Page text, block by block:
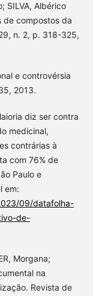
SILVA, Albérico
de compostos da
n. 2, p. 318-325,
e controvérsia
2013.
diz ser contra
medicinal,
contrárias à
com 76% de
Paulo e
em:
09/datafolha-
de-
Morgana;
na
Revista de